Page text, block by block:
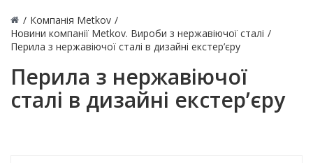
/ Компанія Metkov /
Новини компанії Metkov. Вироби з нержавіючої сталі /
Перила з нержавіючої сталі в дизайні екстер’єру
Перила з нержавіючої
сталі в дизайні екстер’єру